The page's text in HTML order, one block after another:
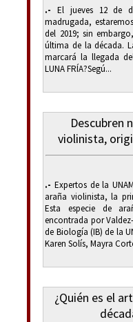
.- El jueves 12 de
madrugada,
del 2019; sin
última de la década.
marcará la llegada
LUNA FRÍA?Segú...
Descubren
violinista,
.- Expertos de la
araña violinista, la
Esta especie de
encontrada por
de Biología (IB) de la
Karen Solís, Mayra
¿Quién es el